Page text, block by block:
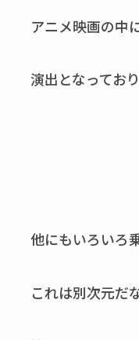
アニメ映画の中
演出となってお
他にもいろいろ
これは別次元だ